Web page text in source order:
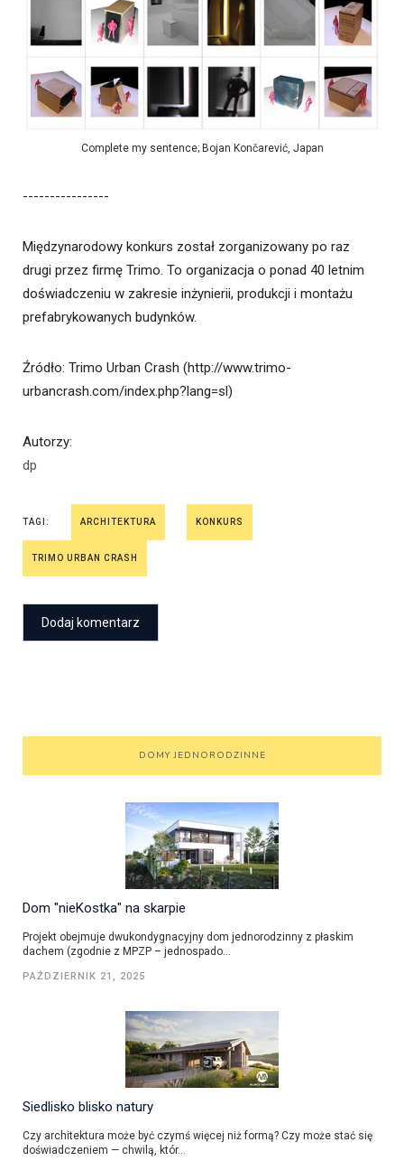
Complete my sentence; Bojan Končarević, Japan
----------------
Międzynarodowy konkurs został zorganizowany po raz
drugi przez firmę Trimo. To organizacja o ponad 40 letnim
doświadczeniu w zakresie inżynierii, produkcji i montażu
prefabrykowanych budynków.
Źródło: Trimo Urban Crash (http://www.trimo-
urbancrash.com/index.php?lang=sl)
Autorzy:
dp
TAGI: ARCHITEKTURA KONKURS
TRIMO URBAN CRASH
DOMY JEDNORODZINNE
Dom "nieKostka" na skarpie
Projekt obejmuje dwukondygnacyjny dom jednorodzinny z płaskim
dachem (zgodnie z MPZP – jednospado...
PAŹDZIERNIK 21, 2025
Siedlisko blisko natury
Czy architektura może być czymś więcej niż formą? Czy może stać się
doświadczeniem — chwilą, któr...